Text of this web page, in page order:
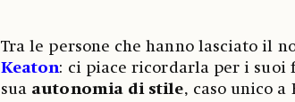
Tra le persone che hanno lasciato il
Keaton: ci piace ricordarla per i
sua autonomia di stile, caso unico